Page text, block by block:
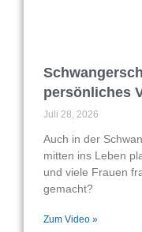
persönliches
Juli 28, 2026
Auch in der
mitten ins Leben
und viele Frauen
gemacht?
Zum Video »